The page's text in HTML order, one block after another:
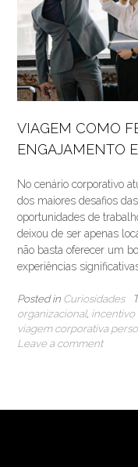
VIAGEM COMO
ENGAJAMENTO
No cenário corporativo
dos maiores desafios
oportunidades de
deixou de ser apenas
não basta oferecer um
experiências
Posted in Curiosidades
organizacional, incentivo
viagem corporativa
Leave a comment